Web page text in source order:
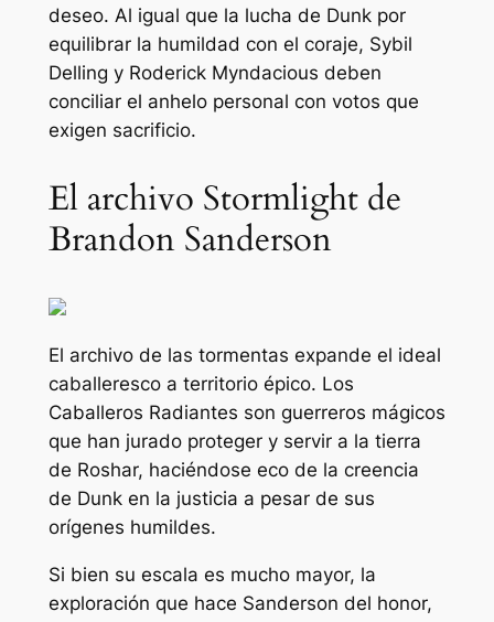
deseo. Al igual que la lucha de Dunk por
equilibrar la humildad con el coraje, Sybil
Delling y Roderick Myndacious deben
conciliar el anhelo personal con votos que
exigen sacrificio.
El archivo Stormlight de
Brandon Sanderson
El archivo de las tormentas expande el ideal
caballeresco a territorio épico. Los
Caballeros Radiantes son guerreros mágicos
que han jurado proteger y servir a la tierra
de Roshar, haciéndose eco de la creencia
de Dunk en la justicia a pesar de sus
orígenes humildes.
Si bien su escala es mucho mayor, la
exploración que hace Sanderson del honor,